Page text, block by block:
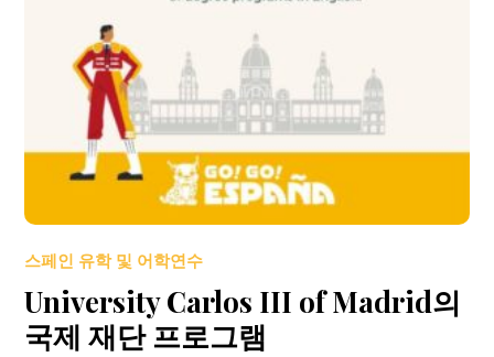
스페인 유학 및 어학연수
University Carlos III of Madrid의
국제 재단 프로그램